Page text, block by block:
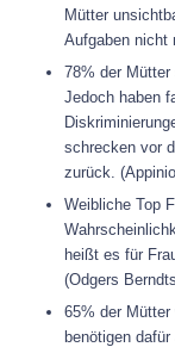
Mütter
Aufgaben nicht
78% der
Jedoch haben
schrecken vor
zurück.
Weibliche Top
heißt es für
(Odgers
65% der
benötigen